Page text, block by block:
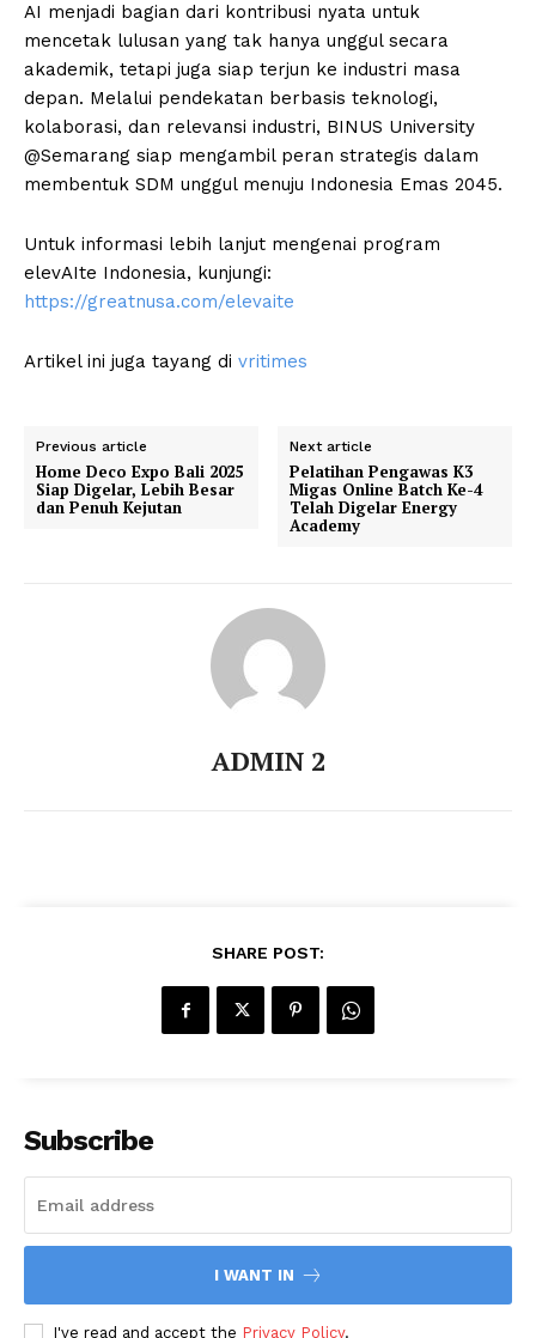
AI menjadi bagian dari kontribusi nyata untuk
mencetak lulusan yang tak hanya unggul secara
akademik, tetapi juga siap terjun ke industri masa
depan. Melalui pendekatan berbasis teknologi,
kolaborasi, dan relevansi industri, BINUS University
@Semarang siap mengambil peran strategis dalam
membentuk SDM unggul menuju Indonesia Emas 2045.
Untuk informasi lebih lanjut mengenai program
elevAIte Indonesia, kunjungi:
https://greatnusa.com/elevaite
Artikel ini juga tayang di vritimes
Previous article
Home Deco Expo Bali 2025
Siap Digelar, Lebih Besar
dan Penuh Kejutan
Next article
Pelatihan Pengawas K3
Migas Online Batch Ke-4
Telah Digelar Energy
Academy
ADMIN 2
SHARE POST:
Subscribe
I WANT IN
I've read and accept the Privacy Policy.